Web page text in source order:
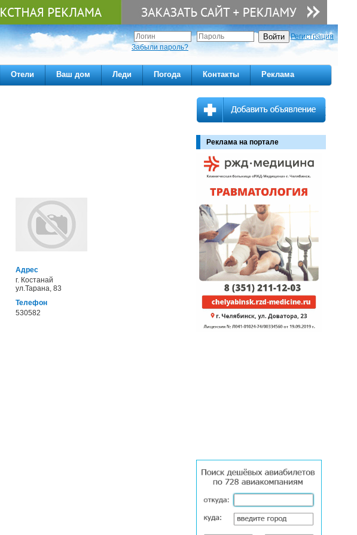
Регистрация
Забыли пароль?
Отели Ваш дом Леди Погода Контакты Реклама
Адрес
г. Костанай
ул.Тарана, 83
Телефон
530582
Реклама на портале